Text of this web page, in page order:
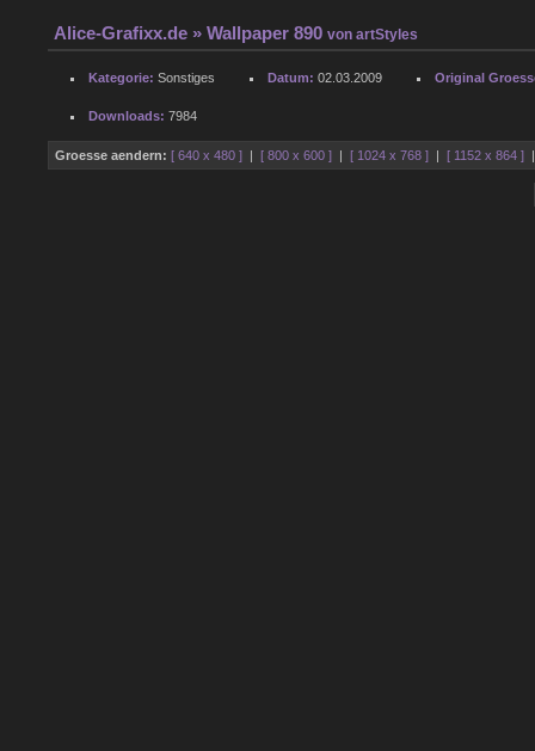
Alice-Grafixx.de » Wallpaper 890vonartStyles
Kategorie: Sonstiges Datum: 02.03.2009 Original
Downloads: 7984
Groesse aendern: [ 640 x 480 ] |[ 800 x 600 ] |[ 1024 x 768 ] |[ 1152 x 864 ]